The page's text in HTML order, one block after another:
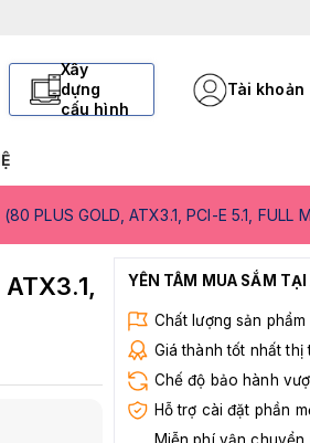
Xây
dựng
cấu hình
Tài khoản
PLUS GOLD, ATX3.1, PCI-E 5.1, FULL
YÊN TÂM MUA SẮM TẠI
Chất lượng sản phẩm
Giá thành tốt nhất thị
Chế độ bảo hành
Hỗ trợ cài đặt phần